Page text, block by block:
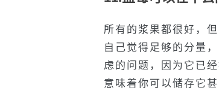
所有的浆果都很好，
自己觉得足够的分量
虑的问题，因为它已
意味着你可以储存它